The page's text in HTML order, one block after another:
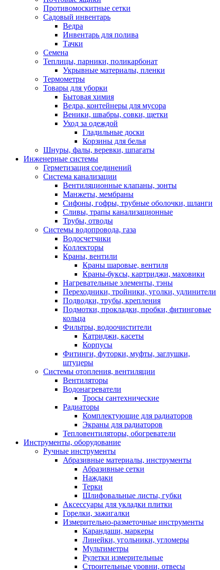
Противомоскитные сетки
Садовый инвентарь
Ведра
Инвентарь для полива
Тачки
Семена
Теплицы, парники, поликарбонат
Укрывные материалы, пленки
Термометры
Товары для уборки
Бытовая химия
Ведра, контейнеры для мусора
Веники, швабры, совки, щетки
Уход за одеждой
Гладильные доски
Корзины для белья
Шнуры, фалы, веревки, шпагаты
Инженерные системы
Герметизация соединений
Система канализации
Вентиляционные клапаны, зонты
Манжеты, мембраны
Сифоны, гофры, трубные оболочки, шланги
Сливы, трапы канализационные
Трубы, отводы
Системы водопровода, газа
Водосчетчики
Коллекторы
Краны, вентили
Краны шаровые, вентиля
Краны-буксы, картриджи, маховики
Нагревательные элементы, тэны
Переходники, тройники, уголки, удлинители
Подводки, трубы, крепления
Подмотки, прокладки, пробки, фитинговые
кольца
Фильтры, водоочистители
Катриджи, касеты
Корпусы
Фитинги, футорки, муфты, заглушки,
штуцеры
Системы отопления, вентиляции
Вентиляторы
Водонагреватели
Тросы сантехнические
Радиаторы
Комплектующие для радиаторов
Экраны для радиаторов
Тепловентиляторы, обогреватели
Инструменты, оборудование
Ручные инструменты
Абразивные материалы, инструменты
Абразивные сетки
Наждаки
Терки
Шлифовальные листы, губки
Аксессуары для укладки плитки
Горелки, зажигалки
Измерительно-разметочные инструменты
Карандаши, маркеры
Линейки, угольники, угломеры
Мультиметры
Рулетки измерительные
Строительные уровни, отвесы